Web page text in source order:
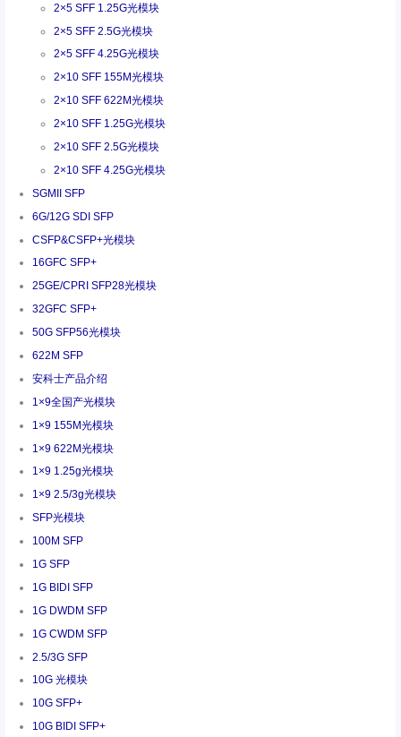
2×5 SFF 1.25G光模块
2×5 SFF 2.5G光模块
2×5 SFF 4.25G光模块
2×10 SFF 155M光模块
2×10 SFF 622M光模块
2×10 SFF 1.25G光模块
2×10 SFF 2.5G光模块
2×10 SFF 4.25G光模块
SGMII SFP
6G/12G SDI SFP
CSFP&CSFP+光模块
16GFC SFP+
25GE/CPRI SFP28光模块
32GFC SFP+
50G SFP56光模块
622M SFP
安科士产品介绍
1×9全国产光模块
1×9 155M光模块
1×9 622M光模块
1×9 1.25g光模块
1×9 2.5/3g光模块
SFP光模块
100M SFP
1G SFP
1G BIDI SFP
1G DWDM SFP
1G CWDM SFP
2.5/3G SFP
10G 光模块
10G SFP+
10G BIDI SFP+